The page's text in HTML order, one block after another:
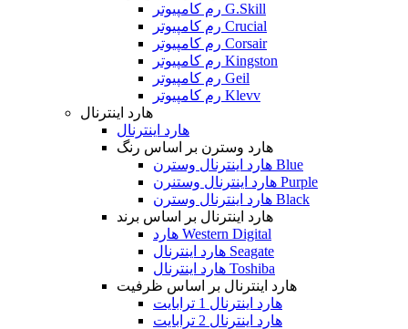
رم کامپیوتر G.Skill
رم کامپیوتر Crucial
رم کامپیوتر Corsair
رم کامپیوتر Kingston
رم کامپیوتر Geil
رم کامپیوتر Klevv
هارد اینترنال
هارد اینترنال
هارد وسترن بر اساس رنگ
هارد اینترنال وسترن Blue
هارد اینترنال وستنرن Purple
هارد اینترنال وسترن Black
هارد اینترنال بر اساس برند
هارد Western Digital
هارد اینترنال Seagate
هارد اینترنال Toshiba
هارد اینترنال بر اساس ظرفیت
هارد اینترنال 1 ترابایت
هارد اینترنال 2 ترابایت